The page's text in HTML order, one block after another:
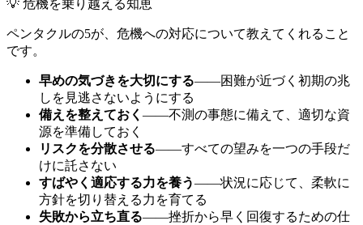
💡 危機を乗り越える知恵
ペンタクルの5が、危機への対応について教えてくれること
です。
早めの気づきを大切にする——困難が近づく初期の兆
しを見逃さないようにする
備えを整えておく ——不測の事態に備えて、適切な資
源を準備しておく
リスクを分散させる——すべての望みを一つの手段だ
けに託さない
すばやく適応する力を養う——状況に応じて、柔軟に
方針を切り替える力を育てる
失敗から立ち直る——挫折から早く回復するための仕